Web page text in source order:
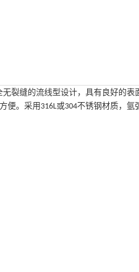
无裂缝的流线型设计，具有良好的表
便。 采用 316L或304不锈钢材质，氩